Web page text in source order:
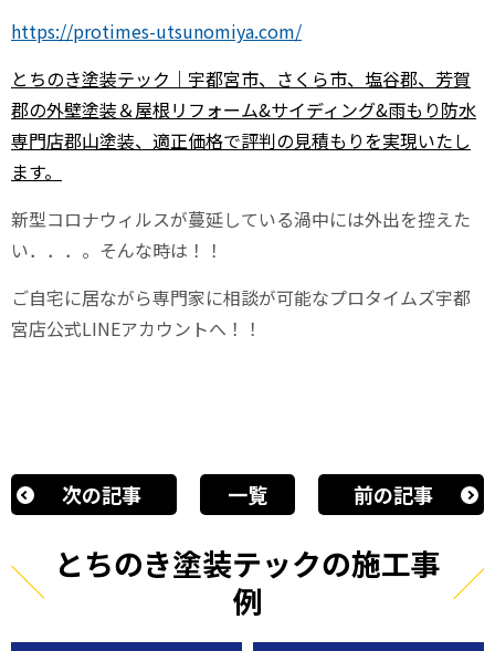
https://protimes-utsunomiya.com/
とちのき塗装テック｜宇都宮市、さくら市、塩谷郡、芳賀
郡の外壁塗装＆屋根リフォーム&サイディング&雨もり防水
専門店郡山塗装、適正価格で評判の見積もりを実現いたし
ます。
新型コロナウィルスが蔓延している渦中には外出を控えた
い．．．。そんな時は！！
ご自宅に居ながら専門家に相談が可能なプロタイムズ宇都
宮店公式LINEアカウントへ！！
次の記事 一覧 前の記事
とちのき塗装テックの施工事
例